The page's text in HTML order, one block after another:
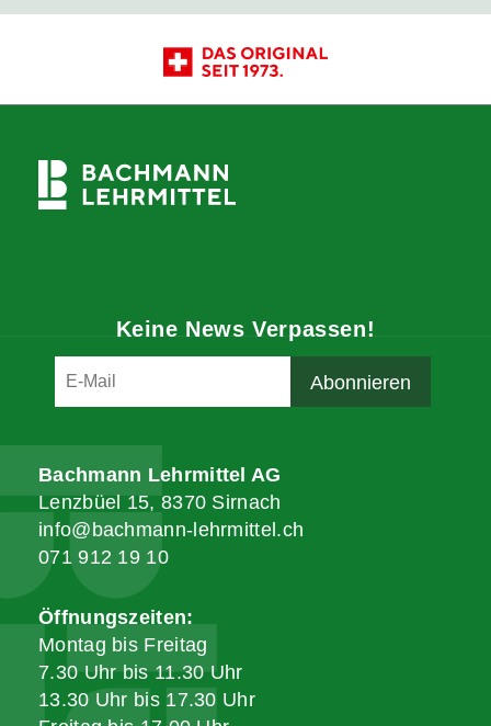
Keine News Verpassen!
Bachmann Lehrmittel AG
Lenzbüel 15, 8370 Sirnach
info@bachmann-lehrmittel.ch
071 912 19 10
Öffnungszeiten:
Montag bis Freitag
7.30 Uhr bis 11.30 Uhr
13.30 Uhr bis 17.30 Uhr